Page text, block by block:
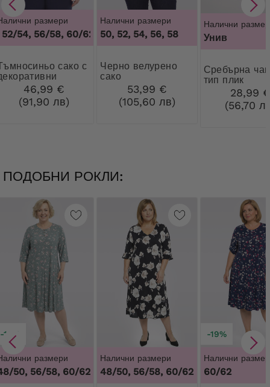
размери
54, 56/58, 60/62, 48/50, 52/54, 56/58, 60/62
с
46,99 €
(91,90 лв)
Налични размери
50, 52, 54, 56, 58
Черно велурено
сако
53,99 €
(105,60 лв)
Налични
Унив
Сребърна чанта
тип плик
28,99 €
(56,70
ПОДОБНИ РОКЛИ:
-19%
размери
50, 56/58, 60/62
Налични размери
48/50, 56/58, 60/62
-19%
Налични
60/62